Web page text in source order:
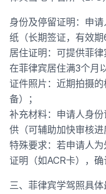
身份及停留证明：申
纸（长期签证，有效期
居住证明：可提供菲
在菲律宾居住满3个月
证件照片：近期拍摄
备）；
补充材料：申请人身
供（可辅助加快审核进
特殊要求：若申请人
证明（如ACR卡），确
三、菲律宾学驾照具体